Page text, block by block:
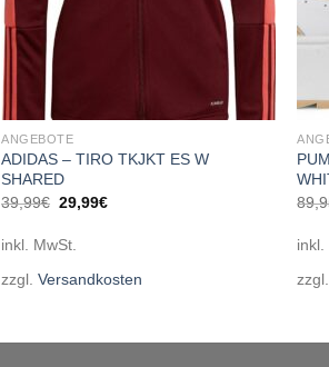
ANGEBOTE
ADIDAS – TIRO TKJKT ES W
SHARED
39,99€ Ursprünglicher
Preis
39,99€
29,99€Aktueller
inkl. MwSt.
zzgl.Versandkosten
inkl.